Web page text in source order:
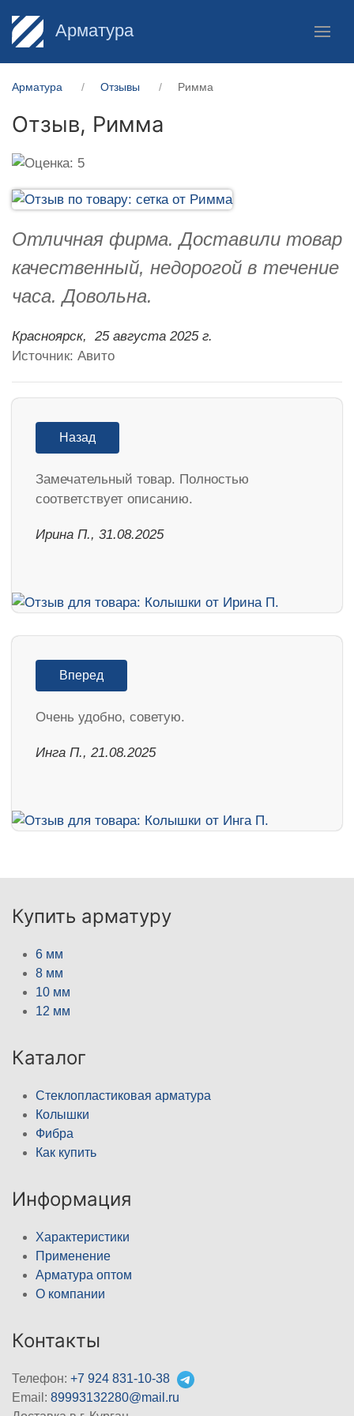
Арматура
Арматура Отзывы Римма
Отзыв, Римма
Отличная фирма. Доставили товар
качественный, недорогой в течение
часа. Довольна.
Красноярск,
25 августа 2025 г.
Источник: Авито
Назад
Замечательный товар. Полностью
соответствует описанию.
Ирина П., 31.08.2025
Вперед
Очень удобно, советую.
Инга П., 21.08.2025
Купить арматуру
6 мм
8 мм
10 мм
12 мм
Каталог
Стеклопластиковая арматура
Колышки
Фибра
Как купить
Информация
Характеристики
Применение
Арматура оптом
О компании
Контакты
Телефон: +7 924 831-10-38
Email: 89993132280@mail.ru